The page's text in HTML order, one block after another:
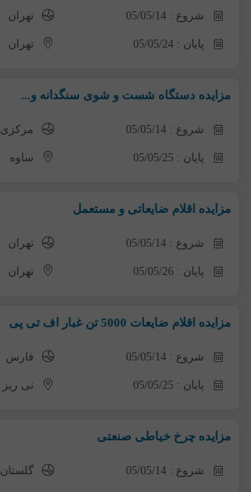
شروع : 05/05/14 تهران
پایان : 05/05/24 تهران
مزایده دستگاه شست و شوی سنگدانه و...
شروع : 05/05/14 مرکزی
پایان : 05/05/25 ساوه
مزایده اقلام ضایعاتی و مستعمل
شروع : 05/05/14 تهران
پایان : 05/05/26 تهران
مزایده اقلام ضایعات 5000 تن غبار اف تی پی
شروع : 05/05/14 فارس
پایان : 05/05/25 نی ریز
مزایده چرخ خیاطی صنعتی
شروع : 05/05/14 گلستان